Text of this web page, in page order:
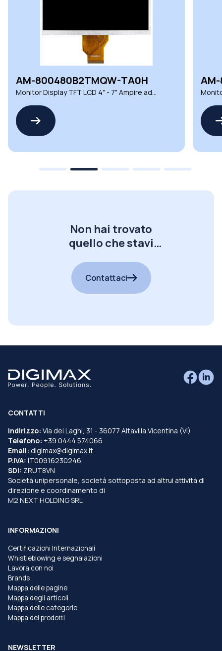
AM-800480B2TMQW-TA0H
Monitor Display TFT LCD 4" - 7" Ampire ad
Non hai trovato
quello che stavi
Contattaci
CONTATTI
Indirizzo: Via dei Laghi, 31 - 36077 Altavilla Vicentina (VI)
Telefono: +39 0444 574066
Email: digimax@digimax.it
P.IVA: IT00916230246
SDI: ZRUT8VN
Società unipersonale, società sottoposta ad altrui attività di
direzione e coordinamento di
M2 NEXT HOLDING SRL
INFORMAZIONI
Certificazioni Internazionali
Whistleblowing e segnalazioni
Lavora con noi
Brands
Mappa delle pagine
Mappa degli articoli
Mappa delle categorie
Mappa dei prodotti
NEWSLETTER